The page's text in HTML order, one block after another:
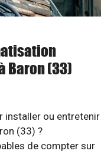
Baron (33)
installer ou entretenir
(33) ?
de compter sur